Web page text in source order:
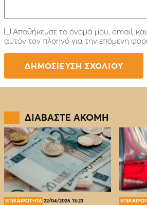
Αποθήκευσε το όνομά μου, email,
αυτόν τον πλοηγό για την επόμενη
ΔΙΑΒΑΣΤΕ ΑΚΟΜΗ
ΕΠΙΚΑΙΡΟΤΗΤΑ 22/04/2026 13:23